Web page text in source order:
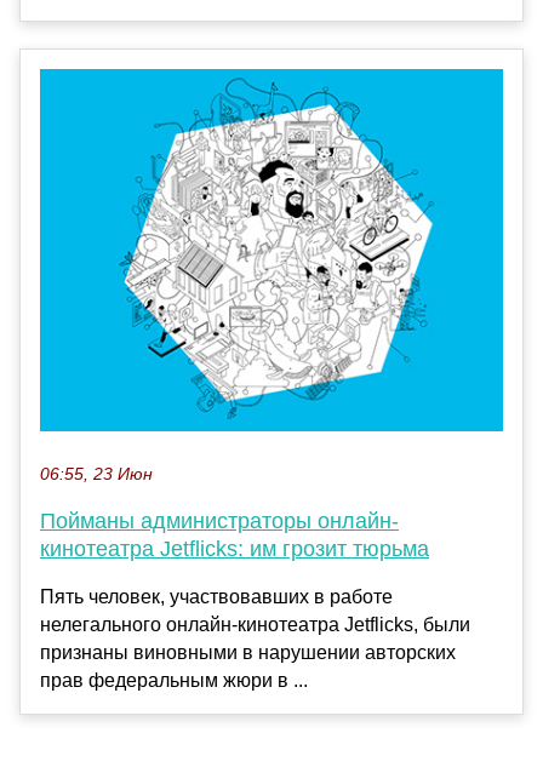
06:55, 23 Июн
Пойманы администраторы онлайн-
кинотеатра Jetflicks: им грозит тюрьма
Пять человек, участвовавших в работе
нелегального онлайн-кинотеатра Jetflicks, были
признаны виновными в нарушении авторских
прав федеральным жюри в ...